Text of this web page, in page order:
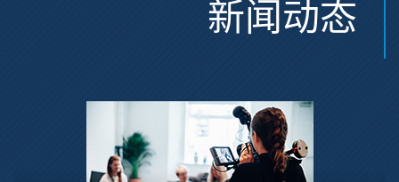
新闻动态